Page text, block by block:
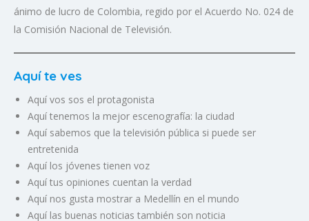
ánimo de lucro de Colombia, regido por el Acuerdo No. 024 de
la Comisión Nacional de Televisión.
Aquí te ves
Aquí vos sos el protagonista
Aquí tenemos la mejor escenografía: la ciudad
Aquí sabemos que la televisión pública si puede ser
entretenida
Aquí los jóvenes tienen voz
Aquí tus opiniones cuentan la verdad
Aquí nos gusta mostrar a Medellín en el mundo
Aquí las buenas noticias también son noticia